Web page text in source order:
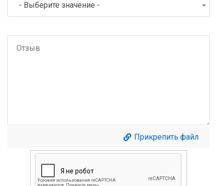
- Выберите значение -
Прикрепить файл